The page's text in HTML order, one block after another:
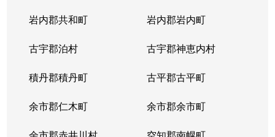
岩内郡共和町 岩内郡岩内町
古宇郡泊村 古宇郡神恵内村
積丹郡積丹町 古平郡古平町
余市郡仁木町 余市郡余市町